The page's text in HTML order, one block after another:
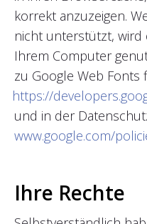
korrekt anzuzeigen.
nicht unterstützt, wird
Ihrem Computer
zu Google Web Fonts
https://
und in der
www.google.com/
Ihre Rechte